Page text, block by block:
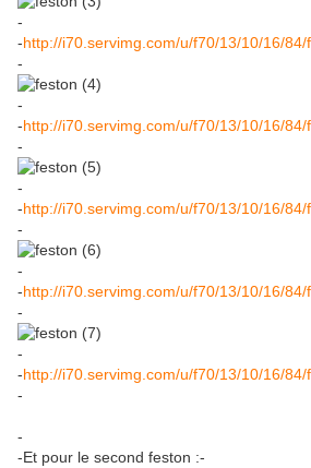
-
-http://i70.servimg.com/u/f70/13/10/16/84/
-
-
-http://i70.servimg.com/u/f70/13/10/16/84/
-
-
-http://i70.servimg.com/u/f70/13/10/16/84/
-
-
-http://i70.servimg.com/u/f70/13/10/16/84/
-
-
-http://i70.servimg.com/u/f70/13/10/16/84/
-
-
-Et pour le second feston :-